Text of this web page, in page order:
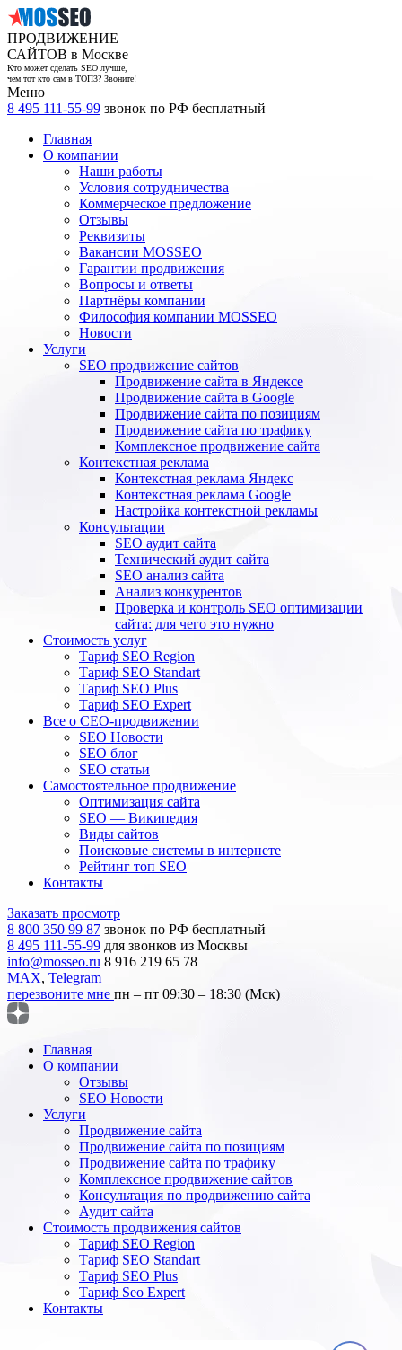
ПРОДВИЖЕНИЕ
САЙТОВ в Москве
Кто может сделать SEO лучше,
чем тот кто сам в ТОП3? Звоните!
Меню
8 495 111-55-99 звонок по РФ бесплатный
Главная
О компании
Наши работы
Условия сотрудничества
Коммерческое предложение
Отзывы
Реквизиты
Вакансии MOSSEO
Гарантии продвижения
Вопросы и ответы
Партнёры компании
Философия компании MOSSEO
Новости
Услуги
SEO продвижение сайтов
Продвижение сайта в Яндексе
Продвижение сайта в Google
Продвижение сайта по позициям
Продвижение сайта по трафику
Комплексное продвижение сайта
Контекстная реклама
Контекстная реклама Яндекс
Контекстная реклама Google
Настройка контекстной рекламы
Консультации
SEO аудит сайта
Технический аудит сайта
SEO анализ сайта
Анализ конкурентов
Проверка и контроль SEO оптимизации
сайта: для чего это нужно
Стоимость услуг
Тариф SEO Region
Тариф SEO Standart
Тариф SEO Plus
Тариф SEO Expert
Все о СЕО-продвижении
SEO Новости
SEO блог
SEO статьи
Самостоятельное продвижение
Оптимизация сайта
SEO — Википедия
Виды сайтов
Поисковые системы в интернете
Рейтинг топ SEO
Контакты
Заказать просмотр
8 800 350 99 87 звонок по РФ бесплатный
8 495 111-55-99 для звонков из Москвы
info@mosseo.ru 8 916 219 65 78
MAX, Telegram
перезвоните мне пн – пт 09:30 – 18:30 (Мск)
Главная
О компании
Отзывы
SEO Новости
Услуги
Продвижение сайта
Продвижение сайта по позициям
Продвижение сайта по трафику
Комплексное продвижение сайтов
Консультация по продвижению сайта
Аудит сайта
Стоимость продвижения сайтов
Тариф SEO Region
Тариф SEO Standart
Тариф SEO Plus
Тариф Seo Expert
Контакты